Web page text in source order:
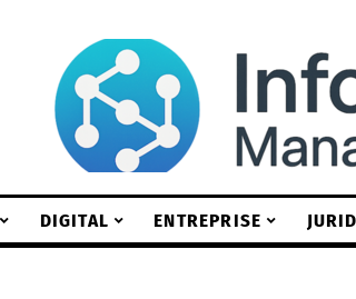
DIGITAL ENTREPRISE